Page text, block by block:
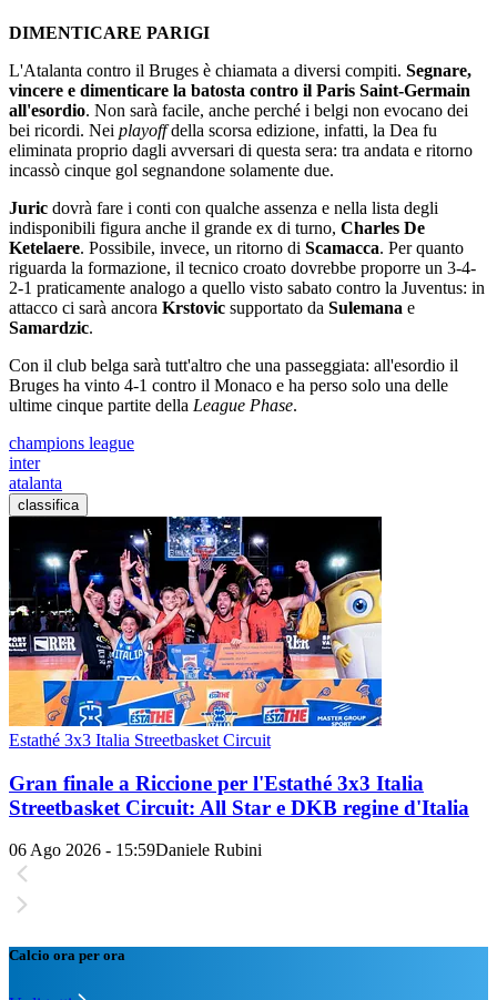
DIMENTICARE PARIGI
L'Atalanta contro il Bruges è chiamata a diversi compiti. Segnare,
vincere e dimenticare la batosta contro il Paris Saint-Germain
all'esordio. Non sarà facile, anche perché i belgi non evocano dei
bei ricordi. Nei playoffdella scorsa edizione, infatti, la Dea fu
eliminata proprio dagli avversari di questa sera: tra andata e ritorno
incassò cinque gol segnandone solamente due.
Juric dovrà fare i conti con qualche assenza e nella lista degli
indisponibili figura anche il grande ex di turno, Charles De
Ketelaere. Possibile, invece, un ritorno di Scamacca. Per quanto
riguarda la formazione, il tecnico croato dovrebbe proporre un 3-4-
2-1 praticamente analogo a quello visto sabato contro la Juventus: in
attacco ci sarà ancora Krstovic supportato da Sulemana e
Samardzic.
Con il club belga sarà tutt'altro che una passeggiata: all'esordio il
Bruges ha vinto 4-1 contro il Monaco e ha perso solo una delle
ultime cinque partite della League Phase.
champions league
inter
atalanta
classifica
Estathé 3x3 Italia Streetbasket Circuit
Gran finale a Riccione per l'Estathé 3x3 Italia
Streetbasket Circuit: All Star e DKB regine d'Italia
06 Ago 2026 - 15:59Daniele Rubini
Calcio ora per ora